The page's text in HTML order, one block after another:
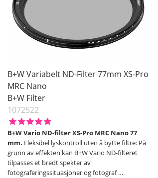
67 mm
72 mm
95 mm
B+W Variabelt ND-Filter 77mm XS-Pro
MRC Nano
B+W Filter
1072522
B+W Vario ND-filter XS-Pro MRC Nano 77
mm. Fleksibel lyskontroll uten å bytte filtre: På
grunn av effekten kan B+W Vario ND-filteret
tilpasses et bredt spekter av
fotograferingssituasjoner og fotograf…